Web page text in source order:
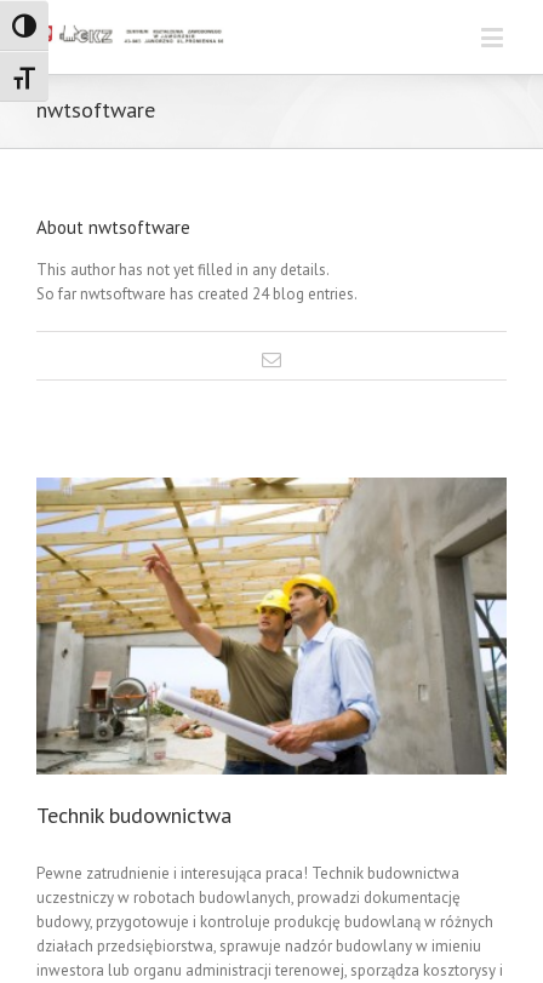
Toggle High Contrast
Toggle Font size
nwtsoftware
About nwtsoftware
This author has not yet filled in any details.
So far nwtsoftware has created 24 blog entries.
Technik budownictwa
Pewne zatrudnienie i interesująca praca! Technik budownictwa
uczestniczy w robotach budowlanych, prowadzi dokumentację
budowy, przygotowuje i kontroluje produkcję budowlaną w różnych
działach przedsiębiorstwa, sprawuje nadzór budowlany w imieniu
inwestora lub organu administracji terenowej, sporządza kosztorysy i